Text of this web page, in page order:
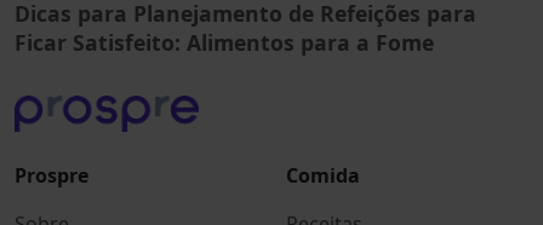
Dicas para Planejamento de Refeições para
Ficar Satisfeito: Alimentos para a Fome
Prospre
Comida